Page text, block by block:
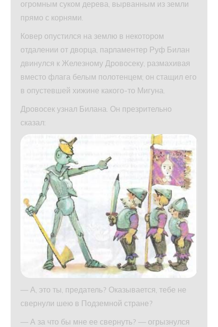
огромным суком дерева, вырванным из земли
прямо с корнями.
Ковер опустился на землю в некотором
отдалении от дворца, парламентер Руф Билан
двинулся к Железному Дровосеку, размахивая
вместо флага белым полотенцем; он стащил его
в опустевшей хижине какого-то Мигуна.
Дровосек узнал Билана. Он презрительно
сказал:
— А, это ты, предатель? Оказывается, тебе не
свернули шею в Подземной стране?
— А за что бы мне ее свернуть? — огрызнулся